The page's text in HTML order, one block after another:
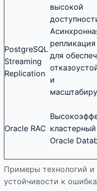
Примеры технологий и
устойчивости к
высокой
PostgreSQL
Streaming
Replication
для
и
Oracle RAC
Oracle